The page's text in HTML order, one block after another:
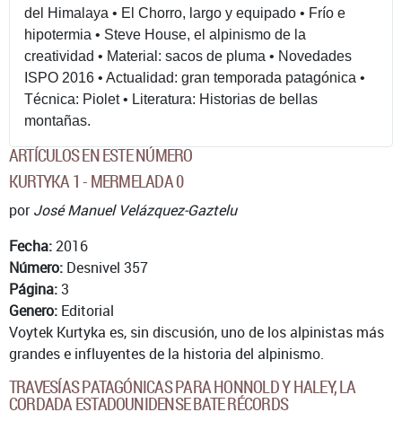
del Himalaya • El Chorro, largo y equipado • Frío e
hipotermia • Steve House, el alpinismo de la
creatividad • Material: sacos de pluma • Novedades
ISPO 2016 • Actualidad: gran temporada patagónica •
Técnica: Piolet • Literatura: Historias de bellas
montañas.
ARTÍCULOS EN ESTE NÚMERO
KURTYKA 1 - MERMELADA 0
porJosé Manuel Velázquez-Gaztelu
Fecha:2016
Número: Desnivel 357
Página:3
Genero: Editorial
Voytek Kurtyka es, sin discusión, uno de los alpinistas más
grandes e influyentes de la historia del alpinismo.
TRAVESÍAS PATAGÓNICAS PARA HONNOLD Y HALEY, LA
CORDADA ESTADOUNIDENSE BATE RÉCORDS